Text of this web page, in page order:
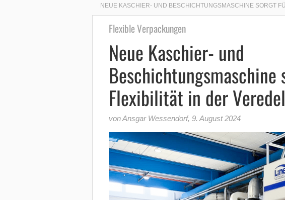
NEUE KASCHIER- UND BESCHICHTUNGSMASCHINE SORGT
Flexible Verpackungen
Neue Kaschier- und
Flexibilität in der
von Ansgar Wessendorf, 9. August 2024